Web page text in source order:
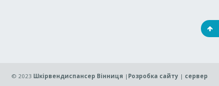
© 2023 Шкірвендиспансер Вінниця | Розробка сайту | сервер